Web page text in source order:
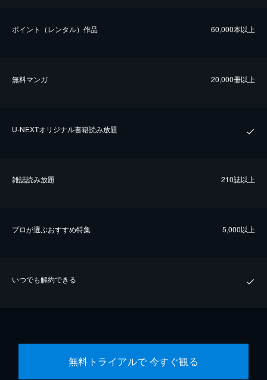
ポイント（レンタル）作品 60,000本以上
無料マンガ 20,000冊以上
U-NEXTオリジナル書籍読み放題
雑誌読み放題 210誌以上
プロが選ぶおすすめ特集 5,000以上
いつでも解約できる
無料トライアルで 今すぐ観る